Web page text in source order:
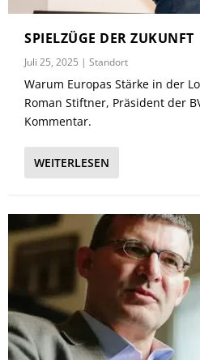
SPIELZÜGE DER ZUKUNFT
Juli 25, 2025 |Standort
Warum Europas Stärke in der
Roman Stiftner, Präsident der
Kommentar.
WEITERLESEN